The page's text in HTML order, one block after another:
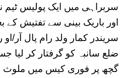
سربراہی میں ایک پولیس
اور باریک بینی سے تفتیش کے
سریندر کمار ولد رام پال آر/
ضلع سانبہ کو گرفتار کر
گچھ پر فوری کیس میں ملوث